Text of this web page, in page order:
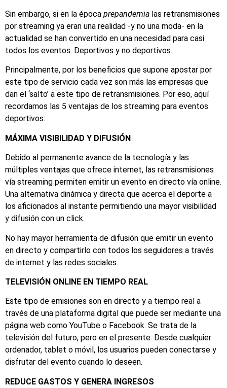
Sin embargo, si en la época prepandemia las retransmisiones
por streaming ya eran una realidad -y no una moda- en la
actualidad se han convertido en una necesidad para casi
todos los eventos. Deportivos y no deportivos.
Principalmente, por los beneficios que supone apostar por
este tipo de servicio cada vez son más las empresas que
dan el ‘salto’ a este tipo de retransmisiones. Por eso, aquí
recordamos las 5 ventajas de los streaming para eventos
deportivos:
MÁXIMA VISIBILIDAD Y DIFUSIÓN
Debido al permanente avance de la tecnología y las
múltiples ventajas que ofrece internet, las retransmisiones
vía streaming permiten emitir un evento en directo vía online.
Una alternativa dinámica y directa que acerca el deporte a
los aficionados al instante permitiendo una mayor visibilidad
y difusión con un click.
No hay mayor herramienta de difusión que emitir un evento
en directo y compartirlo con todos los seguidores a través
de internet y las redes sociales.
TELEVISIÓN ONLINE EN TIEMPO REAL
Este tipo de emisiones son en directo y a tiempo real a
través de una plataforma digital que puede ser mediante una
página web como YouTube o Facebook. Se trata de la
televisión del futuro, pero en el presente. Desde cualquier
ordenador, tablet o móvil, los usuarios pueden conectarse y
disfrutar del evento cuando lo deseen.
REDUCE GASTOS Y GENERA INGRESOS